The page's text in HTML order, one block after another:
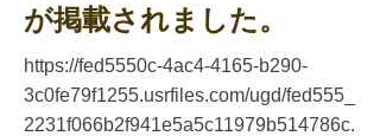
が掲載されました。
https://fed5550c-4ac4-4165-b290-
3c0fe79f1255.usrfiles.com/ugd/fed555_
2231f066b2f941e5a5c11979b514786c.